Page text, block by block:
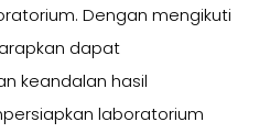
Dengan mengikuti
dapat
keandalan hasil
laboratorium